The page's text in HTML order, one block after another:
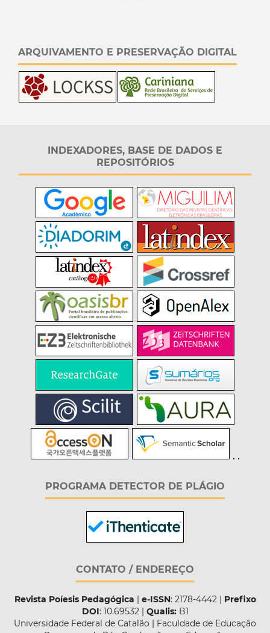
ARQUIVAMENTO E PRESERVAÇÃO DIGITAL
INDEXADORES, BASE DE DADOS E
REPOSITÓRIOS
PROGRAMA DETECTOR DE PLÁGIO
CONTATO / ENDEREÇO
Revista Poíesis Pedagógica | e-ISSN: 2178-4442 | Prefixo
DOI: 10.69532 | Qualis:B1
Universidade Federal de Catalão | Faculdade de Educação